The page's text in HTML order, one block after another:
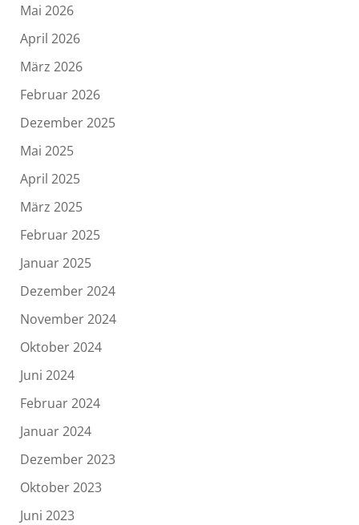
Mai 2026
April 2026
März 2026
Februar 2026
Dezember 2025
Mai 2025
April 2025
März 2025
Februar 2025
Januar 2025
Dezember 2024
November 2024
Oktober 2024
Juni 2024
Februar 2024
Januar 2024
Dezember 2023
Oktober 2023
Juni 2023